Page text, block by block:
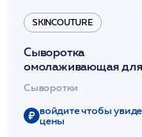
SKINCOUTURE
Сыворотка
омолаживающая для
YOUTH SERUM LEVEL
II/SKINCOUTURE*
Сыворотки
войдите чтобы
цены